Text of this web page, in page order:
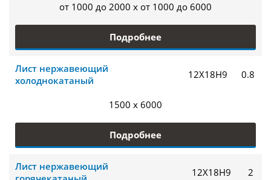
от 1000 до 2000 x от 1000 до 6000
Подробнее
Лист нержавеющий
холоднокатаный
12Х18Н9 0.8
1500 x 6000
Подробнее
Лист нержавеющий
12Х18Н9 2